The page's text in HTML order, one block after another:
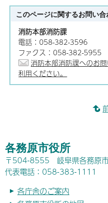
このページに関するお問い合
消防本部消防課
電話：058-382-3596
ファクス：058-382-5955
消防本部消防課へのお
利用ください。
各務原市役所
〒504-8555 岐阜県各務原
代表電話：058-383-1111
各庁舎のご案内